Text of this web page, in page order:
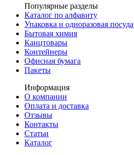
Популярные разделы
Каталог по алфавиту
Упаковка и одноразовая посуда
Бытовая химия
Канцтовары
Контейнеры
Офисная бумага
Пакеты
Информация
О компании
Оплата и доставка
Отзывы
Контакты
Статьи
Каталог